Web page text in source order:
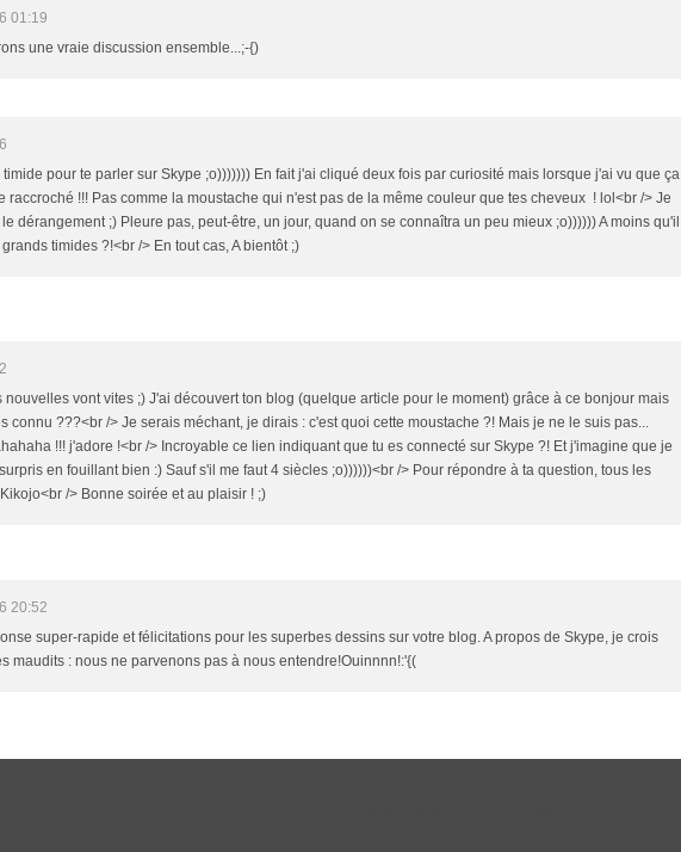
01:19
une vraie discussion ensemble...;-{)
timide pour te parler sur Skype ;o))))))) En fait j'ai cliqué deux fois par curiosité mais lorsque j'ai vu que ça
raccroché !!! Pas comme la moustache qui n'est pas de la même couleur que tes cheveux ! lol<br /> Je
dérangement ;) Pleure pas, peut-être, un jour, quand on se connaîtra un peu mieux ;o)))))) A moins qu'il
timides ?!<br /> En tout cas, A bientôt ;)
nouvelles vont vites ;) J'ai découvert ton blog (quelque article pour le moment) grâce à ce bonjour mais
connu ???<br /> Je serais méchant, je dirais : c'est quoi cette moustache ?! Mais je ne le suis pas...
!!! j'adore !<br /> Incroyable ce lien indiquant que tu es connecté sur Skype ?! Et j'imagine que je
en fouillant bien :) Sauf s'il me faut 4 siècles ;o))))))<br /> Pour répondre à ta question, tous les
/> Bonne soirée et au plaisir ! ;)
20:52
super-rapide et félicitations pour les superbes dessins sur votre blog. A propos de Skype, je crois
maudits : nous ne parvenons pas à nous entendre!Ouinnnn!:'{(